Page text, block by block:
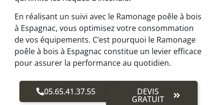
En réalisant un suivi avec le Ramonage poêle à bois
à Espagnac, vous optimisez votre consommation
de vos équipements. C’est pourquoi le Ramonage
poêle à bois à Espagnac constitue un levier efficace
pour assurer la performance au quotidien.
05.65.41.37.55 DEVIS
GRATUIT